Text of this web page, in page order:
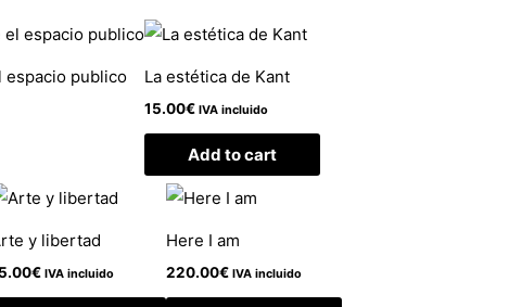
espacio publico La estética de Kant
15.00€ IVA incluido
Add to cart
y libertad
€ IVA incluido
Here I am
220.00€ IVA incluido